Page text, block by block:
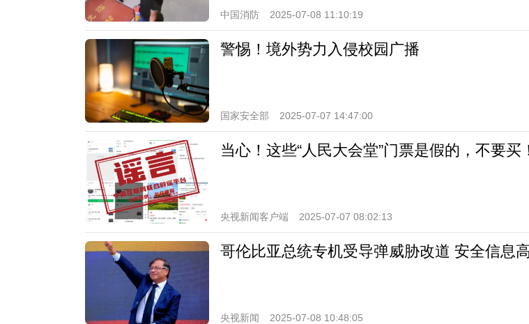
中国消防 2025-07-08 11:10:19
警惕！境外势力入侵校园广播
国家安全部 2025-07-07 14:47:00
当心！这些“人民大会堂”门票是假的，不要买
央视新闻客户端 2025-07-07 08:02:13
哥伦比亚总统专机受导弹威胁改道 安全信息
央视新闻 2025-07-08 10:48:05